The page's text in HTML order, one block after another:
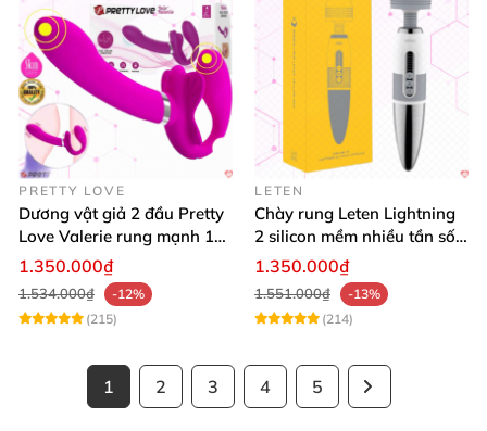
PRETTY LOVE
Dương vật giả 2 đầu Pretty
Love Valerie rung mạnh 12
chế độ cao cấp
1.350.000₫
1.534.000₫
-12%
(215)
LETEN
Chày rung Leten Lightning
2 silicon mềm nhiều tần số
rung phát nhiệt
1.350.000₫
1.551.000₫
-13%
(214)
1 2 3 4 5